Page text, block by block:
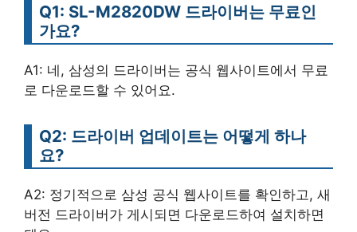
Q1: SL-M2820DW 드라이버는 무료인
가요?
A1: 네, 삼성의 드라이버는 공식 웹사이트에서 무료
로 다운로드할 수 있어요.
Q2: 드라이버 업데이트는 어떻게 하나
요?
A2: 정기적으로 삼성 공식 웹사이트를 확인하고, 새
버전 드라이버가 게시되면 다운로드하여 설치하면